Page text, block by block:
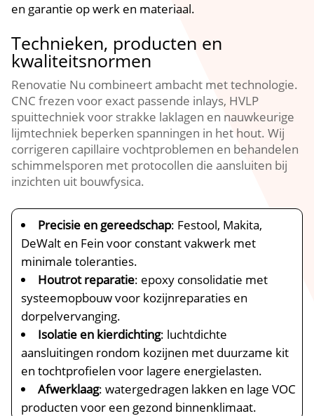
en garantie op werk en materiaal.​
Technieken, producten en
kwaliteitsnormen
Renovatie Nu combineert ambacht met technologie.​
CNC frezen voor exact passende inlays, HVLP
spuittechniek voor strakke laklagen en nauwkeurige
lijmtechniek beperken spanningen in het hout.​ Wij
corrigeren capillaire vochtproblemen en behandelen
schimmelsporen met protocollen die aansluiten bij
inzichten uit bouwfysica.​
Precisie en gereedschap: Festool, Makita,
DeWalt en Fein voor constant vakwerk met
minimale toleranties.​
Houtrot reparatie: epoxy consolidatie met
systeemopbouw voor kozijnreparaties en
dorpelvervanging.​
Isolatie en kierdichting: luchtdichte
aansluitingen rondom kozijnen met duurzame kit
en tochtprofielen voor lagere energielasten.​
Afwerklaag: watergedragen lakken en lage VOC
producten voor een gezond binnenklimaat.​